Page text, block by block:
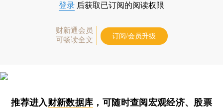
登录 后获取已订阅的阅读权限
财新通会员
可畅读全文
订阅/会员升级
推荐进入财新数据库 ，可随时查阅宏观经济、股票